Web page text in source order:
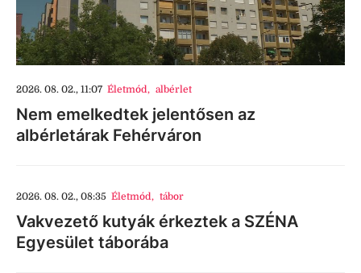
2026. 08. 02., 11:07 Életmód, albérlet
Nem emelkedtek jelentősen az
albérletárak Fehérváron
2026. 08. 02., 08:35 Életmód, tábor
Vakvezető kutyák érkeztek a SZÉNA
Egyesület táborába